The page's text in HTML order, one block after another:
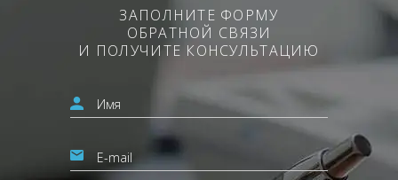
ЗАПОЛНИТЕ ФОРМУ
ОБРАТНОЙ СВЯЗИ
И ПОЛУЧИТЕ КОНСУЛЬТАЦИЮ